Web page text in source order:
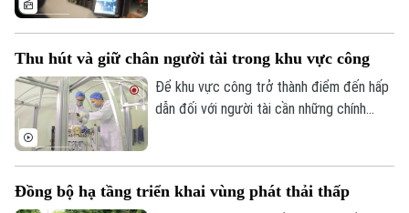
không gian rất đặc biệt - nơi mỗi thao tác
đều đòi hỏi sự chính xác, mỗi hành trình
cần sự tập trung cao độ và công nghệ
Thu hút và giữ chân người tài trong khu vực công
Để khu vực công trở thành điểm đến hấp
dẫn đối với người tài cần những chính
tạo động lực nâng cao chất lượng nguồn
Đồng bộ hạ tầng triển khai vùng phát thải thấp